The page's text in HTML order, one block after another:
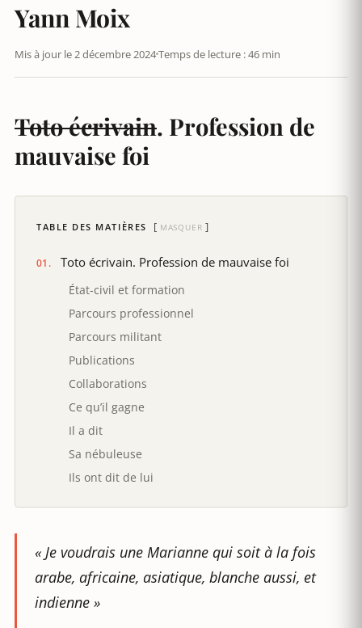
Yann Moix
Mis à jour le 2 décembre 2024Temps de lecture : 46 min
Toto écrivain. Profession de
mauvaise foi
TABLE DES MATIÈRES MASQUER
Toto écrivain. Profession de mauvaise foi
État-civil et formation
Parcours professionnel
Parcours militant
Publications
Collaborations
Ce qu’il gagne
Il a dit
Sa nébuleuse
Ils ont dit de lui
« Je voudrais une Marianne qui soit à la fois
arabe, africaine, asiatique, blanche aussi, et
indienne »